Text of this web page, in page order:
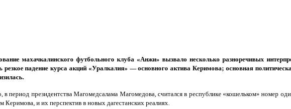
махачкалинского футбольного клуба «Анжи» вызвало несколько разноречивых
резкое падение курса акций «Уралкалия» — основного актива Керимова; основная
период президентства Магомедсалама Магомедова, считался в республике «кошельком» номер
и их перспектив в новых дагестанских реалиях.